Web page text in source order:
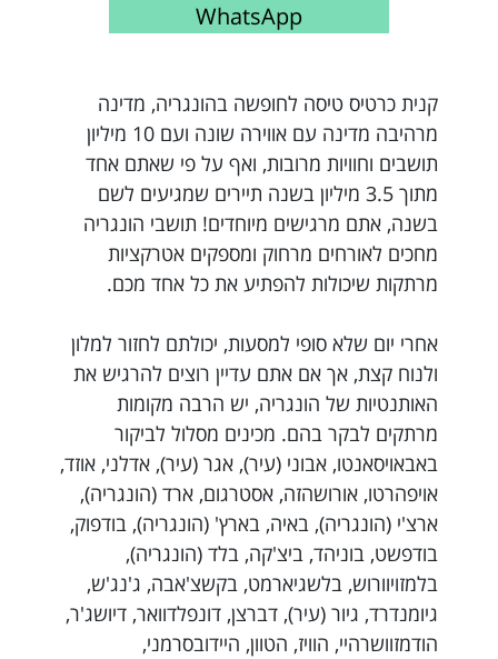
WhatsApp
קנית כרטיס טיסה לחופשה בהונגריה, מדינה
מרהיבה מדינה עם אווירה שונה ועם 10 מיליון
תושבים וחוויות מרובות, ואף על פי שאתם אחד
מתוך 3.5 מיליון בשנה תיירים שמגיעים לשם
בשנה, אתם מרגישים מיוחדים! תושבי הונגריה
מחכים לאורחים מרחוק ומספקים אטרקציות
מרתקות שיכולות להפתיע את כל אחד מכם.
אחרי יום שלא סופי למסעות, יכולתם לחזור למלון
ולנוח קצת, אך אם אתם עדיין רוצים להרגיש את
האותנטיות של הונגריה, יש הרבה מקומות
מרתקים לבקר בהם. מכינים מסלול לביקור
באבאויסאנטו, אבוני (עיר), אגר (עיר), אדלני, אוזד,
אויפהרטו, אורושהזה, אסטרגום, ארד (הונגריה),
ארצ'י (הונגריה), באיה, בארץ' (הונגריה), בודפוק,
בודפשט, בוניהד, ביצ'קה, בלד (הונגריה),
בלמזויוורוש, בלשגיארמט, בקשצ'אבה, ג'נג'ש,
גיומנדרד, גיור (עיר), דברצן, דונפלדוואר, דיושג'ר,
הודמזוושרהיי, הוויז, הטוון, היידובסרמני,